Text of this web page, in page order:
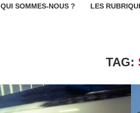
QUI SOMMES-NOUS ? LES
TAG: